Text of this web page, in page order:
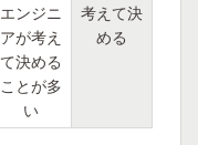
エンジニ
アが考え
て決める
ことが多
い
考えて決
める